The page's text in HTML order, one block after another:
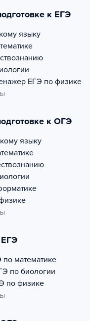
к ЕГЭ
языку
ЕГЭ по физике
к ОГЭ
языку
ЕГЭ
по математике
по биологии
по физике